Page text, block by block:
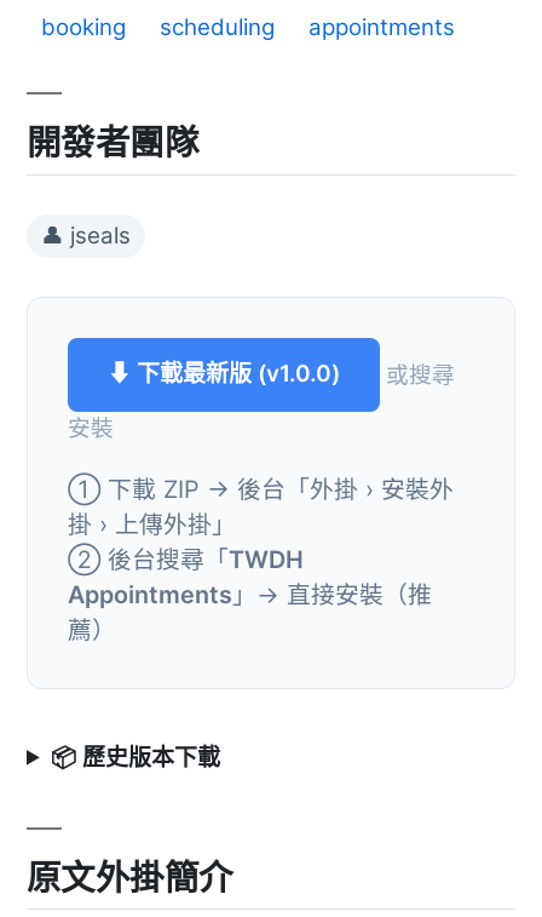
booking scheduling appointments
開發者團隊
👤 jseals
⬇ 下載最新版 (v1.0.0)
或搜尋
安裝
① 下載 ZIP → 後台「外掛 › 安裝外
掛 › 上傳外掛」
② 後台搜尋「TWDH
Appointments 」→ 直接安裝（推
薦）
📦 歷史版本下載
原文外掛簡介